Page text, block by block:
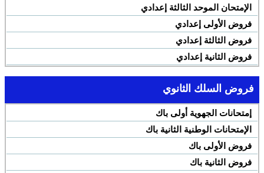
الإمتحان الموحد الثالثة إعدادي
فروض الأولى إعدادي
فروض الثالثة إعدادي
فروض الثانية إعدادي
فروض السلك الثانوي
إمتحانات الجهوية أولى باك
الإمتحانات الوطنية الثانية باك
فروض الأولى باك
فروض الثانية باك